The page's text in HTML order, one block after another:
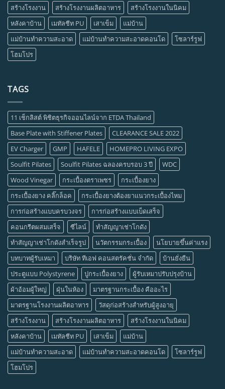
สร้างโรงงาน
สร้างโรงงานผลิตอาหาร
สร้างโรงงานในนิคม
หลังคาบ้าน
เมทัลชีท PU เสาเข็ม
แม่บ้าน
แม่บ้านทำความสะอาด
แม่บ้านทำความสะอาดคอนโด
โซลาร์รูฟ
โฮมโปร
TAGS
11 เช็กลิสต์ พิชิตธุรกิจออนไลน์จาก ETDA Thailand
Base Plate with Stiffener Plates
CLEARANCE SALE 2022
EV Charger
GMP HAFELE
HOMEPRO LIVING EXPO
Soulfit Pilates
Soulfit Pilates ฉลองครบรอบ 3 ปี
WDC
Wood Vinegar
กระเบื้องตราเพชร
กระเบื้องยาง
กระเบื้องยาง คลิ๊กล็อค
กระเบื้องยางต้องยาแนวกระเบื้องไหม
การก่อสร้างแบบครบวงจร
การก่อสร้างแบบเบ็ดเสร็จ
คอนกรีตผสมเสร็จ
ซีไลน์
ทำสัญญาเช่าโกดัง
ทำสัญญาเช่าโกดังสำเร็จรูป
นวัตกรรมกระเบื้อง
นโยบายขึ้นค่าแรง
บทบาทผู้รับเหมา
บริษัท ทีเอฟ คอนสตรัคชั่น จำกัด
บ้านยั่งยืน
ประตูแบบ Polystyrene
ปูกระเบื้องยาง
ผู้รับเหมาปรับปรุงบ้าน
ผ้าอ้อมผู้ใหญ่
ฝุ่นในห้อง
มาตรฐานกระเบื้อง คืออะไร
มาตรฐานโรงงานผลิตอาหาร
วัสดุก่อสร้างสำหรับผู้สูงอายุ
สร้างโรงงาน
สร้างโรงงานผลิตอาหาร
สร้างโรงงานในนิคม
หลังคาบ้าน
เมทัลชีท PU เสาเข็ม
แม่บ้าน
แม่บ้านทำความสะอาด
แม่บ้านทำความสะอาดคอนโด
โซลาร์รูฟ
โฮมโปร